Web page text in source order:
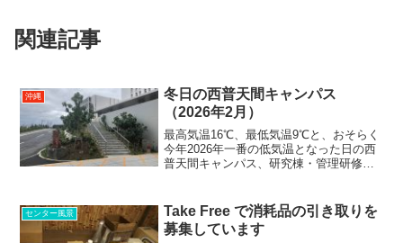
関連記事
沖縄
冬日の西普天間キャンパス
（2026年2月）
最高気温16℃、最低気温9℃と、おそらく
今年2026年一番の低気温となった日の西
普天間キャンパス、研究棟・管理研修棟
れません：◯ 西普天間キャンパスの植栽
６ （機器セン...
センター風景
Take Free で消耗品の引き取りを
募集しています